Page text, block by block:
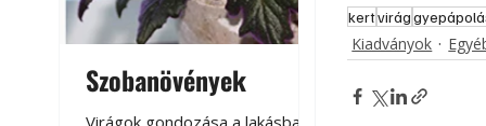
Szobanövények
Virágoskert:
teraszon,
kertvirág
Kiadványok